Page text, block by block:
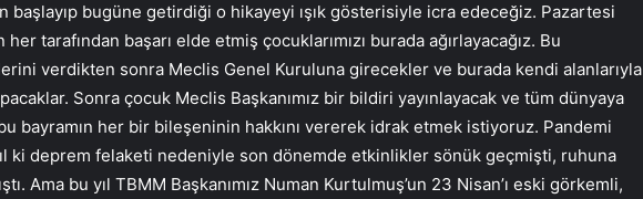
başlayıp bugüne getirdiği o hikayeyi ışık gösterisiyle icra edeceğiz. Pazartesi
tarafından başarı elde etmiş çocuklarımızı burada ağırlayacağız. Bu
verdikten sonra Meclis Genel Kuruluna girecekler ve burada kendi alanlarıyla
Sonra çocuk Meclis Başkanımız bir bildiri yayınlayacak ve tüm dünyaya
bayramın her bir bileşeninin hakkını vererek idrak etmek istiyoruz. Pandemi
ki deprem felaketi nedeniyle son dönemde etkinlikler sönük geçmişti, ruhuna
Ama bu yıl TBMM Başkanımız Numan Kurtulmuş’un 23 Nisan’ı eski görkemli,